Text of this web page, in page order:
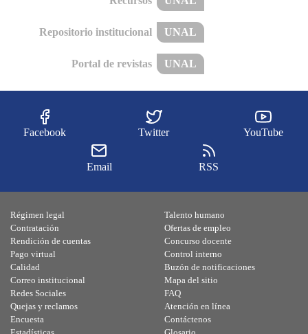
Repositorio institucional UNAL
Portal de revistas UNAL
Facebook Twitter YouTube
Email RSS
Régimen legal
Contratación
Rendición de cuentas
Pago virtual
Calidad
Talento humano
Ofertas de empleo
Concurso docente
Control interno
Buzón de notificaciones
Correo institucional
Redes Sociales
Quejas y reclamos
Encuesta
Mapa del sitio
FAQ
Atención en línea
Contáctenos